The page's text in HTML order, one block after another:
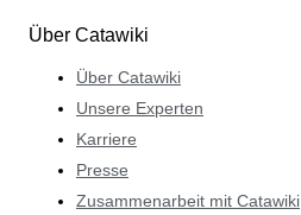
Über Catawiki
Über Catawiki
Unsere Experten
Karriere
Presse
Zusammenarbeit mit Catawiki